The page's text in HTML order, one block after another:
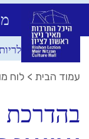
content
מוזיאונים
עמוד הבית > לוח
בהדרכת